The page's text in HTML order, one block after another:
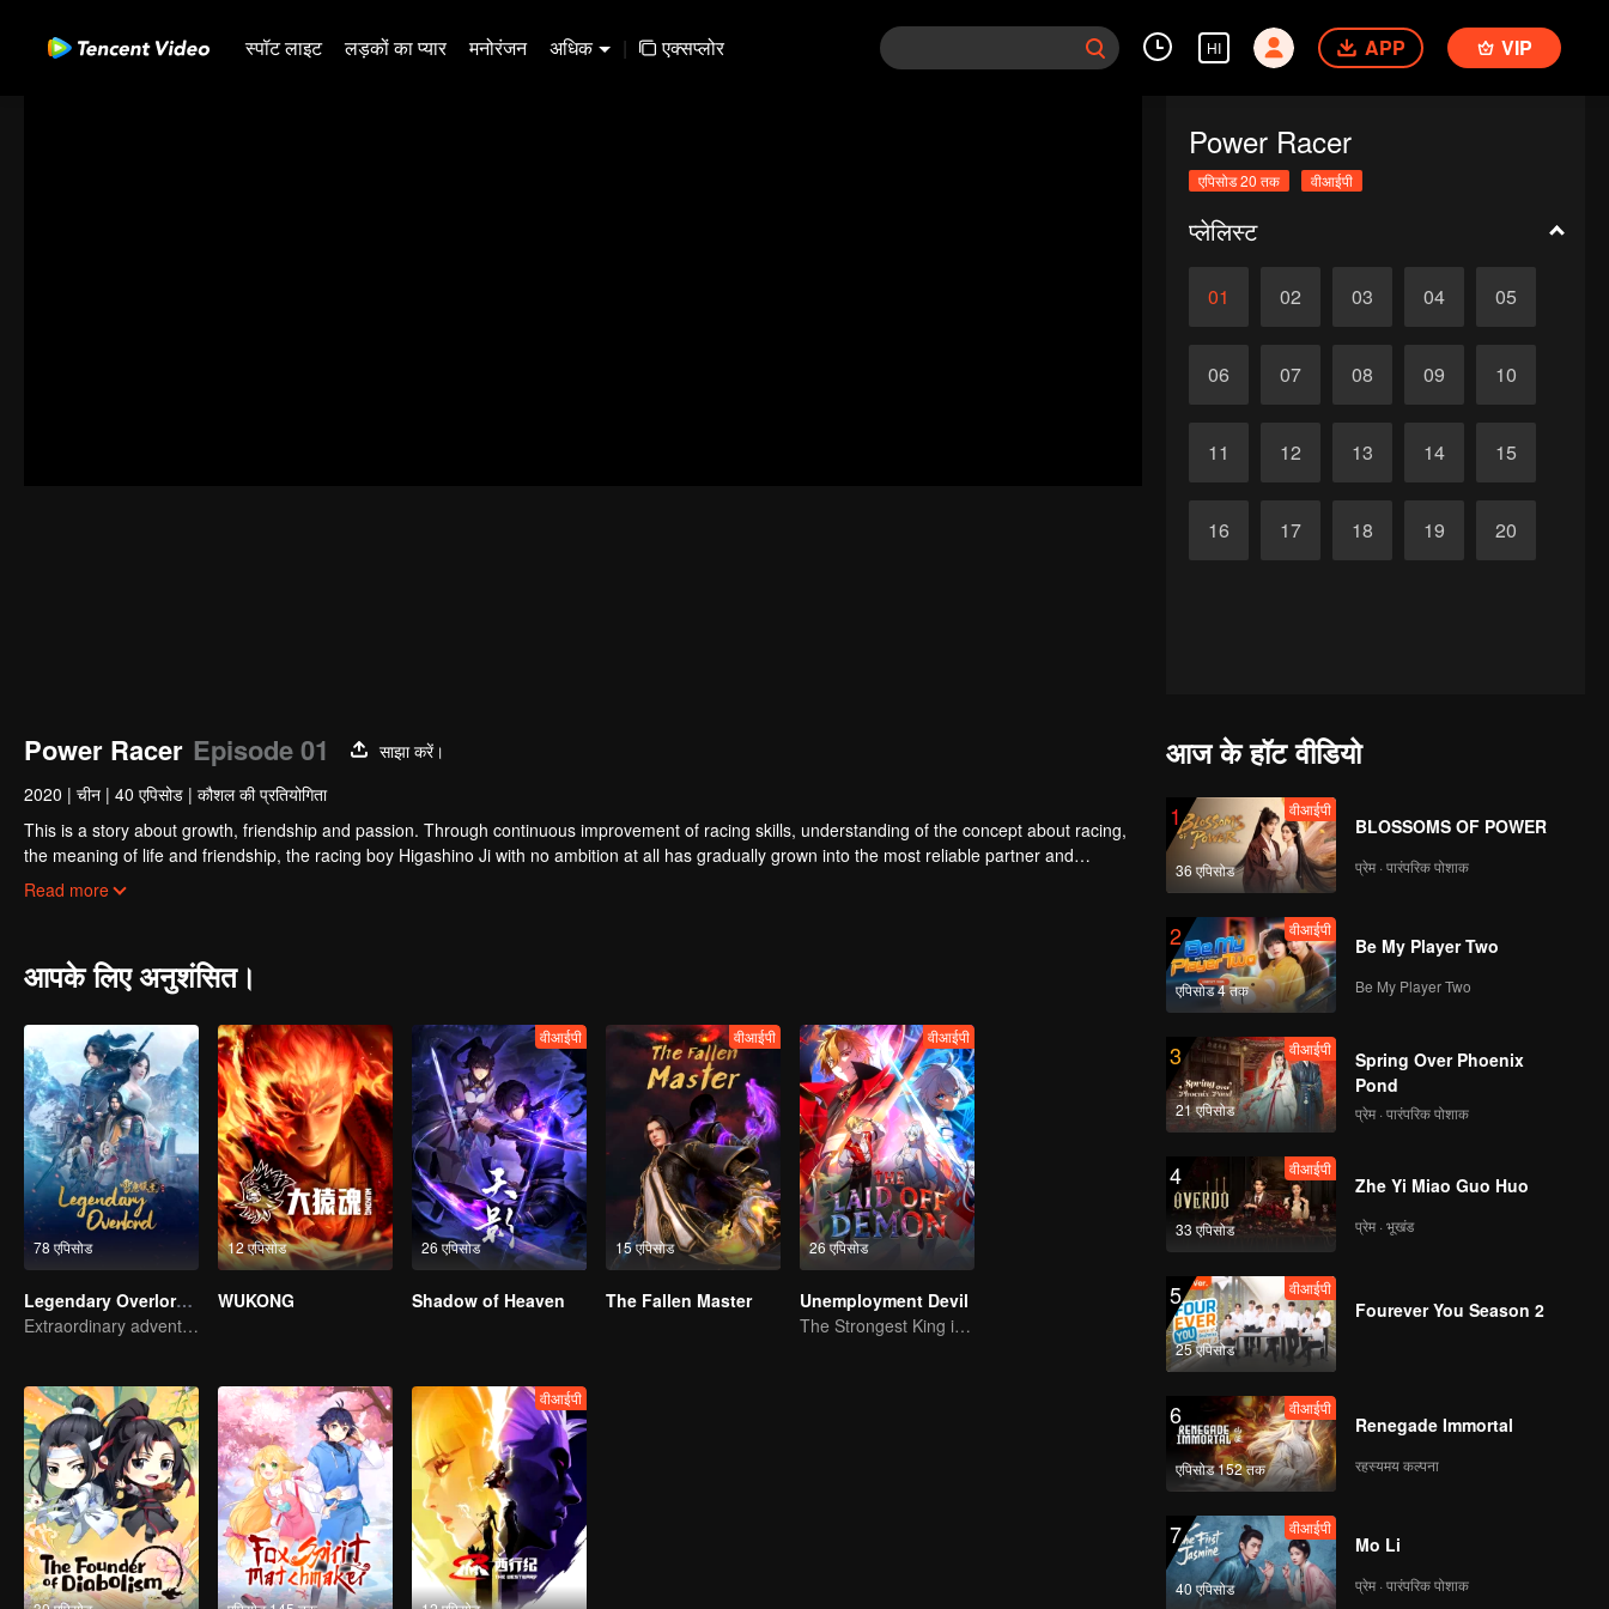
स्पॉट लाइट लड़कों का प्यार मनोरंजन अधिक | एक्सप्लोर HI APP VIP
Power Racer
एपिसोड 20 तक वीआईपी
प्लेलिस्ट
01 02 03 04 05
06 07 08 09 10
11 12 13 14 15
16 17 18 19 20
Power Racer Episode 01
साझा करें।
2020 | चीन | 40 एपिसोड | कौशल की प्रतियोगिता
This is a story about growth, friendship and passion. Through continuous improvement of racing skills, understanding of the concept about racing,
the meaning of life and friendship, the racing boy Higashino Ji with no ambition at all has gradually grown into the most reliable partner and
neighborhood. And at the same time, he also gradually grows into the most powerful racer...
Read more
आपके लिए अनुशंसित।
78 एपिसोड
Legendary Overlord S2
Extraordinary adventure, a teenager reborn from adversity.
12 एपिसोड
WUKONG
26 एपिसोड
वीआईपी
Shadow of Heaven
15 एपिसोड
वीआईपी
The Fallen Master
26 एपिसोड
वीआईपी
Unemployment Devil
The Strongest King in the Demon World Suddenly Gets Laid Off?
वीआईपी
आज के हॉट वीडियो
1
36 एपिसोड
वीआईपी
BLOSSOMS OF POWER
प्रेम · पारंपरिक पोशाक
2
एपिसोड 4 तक
वीआईपी
Be My Player Two
Be My Player Two
3
21 एपिसोड
वीआईपी
Spring Over Phoenix
Pond
प्रेम · पारंपरिक पोशाक
4
33 एपिसोड
वीआईपी
Zhe Yi Miao Guo Huo
प्रेम · भूखंड
5
25 एपिसोड
वीआईपी
Fourever You Season 2
6
एपिसोड 152 तक
वीआईपी
Renegade Immortal
रहस्यमय कल्पना
7
40 एपिसोड
वीआईपी
Mo Li
प्रेम · पारंपरिक पोशाक